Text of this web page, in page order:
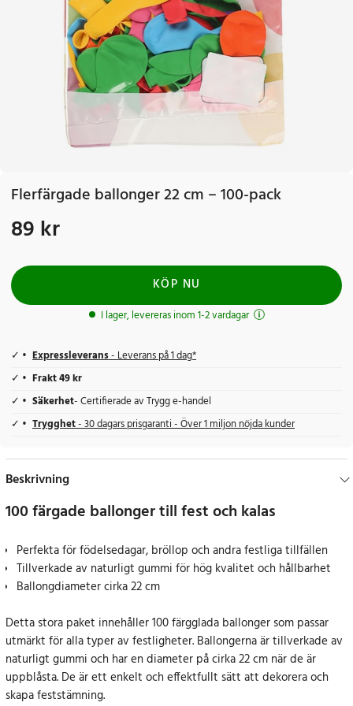
Flerfärgade ballonger 22 cm – 100-pack
Pris: 89 kr
89 kr
KÖP NU
I lager, levereras inom 1-2 vardagar
Expressleverans- Leverans på 1 dag*
Frakt 49 kr
Säkerhet- Certifierade av Trygg e-handel
Trygghet- 30 dagars prisgaranti - Över 1 miljon nöjda kunder
Beskrivning
100 färgade ballonger till fest och kalas
Perfekta för födelsedagar, bröllop och andra festliga tillfällen
Tillverkade av naturligt gummi för hög kvalitet och hållbarhet
Ballongdiameter cirka 22 cm
Detta stora paket innehåller 100 färgglada ballonger som passar
utmärkt för alla typer av festligheter. Ballongerna är tillverkade av
naturligt gummi och har en diameter på cirka 22 cm när de är
uppblåsta. De är ett enkelt och effektfullt sätt att dekorera och
skapa feststämning.